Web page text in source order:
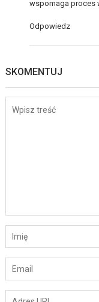
wspomaga proces
Odpowiedz
SKOMENTUJ